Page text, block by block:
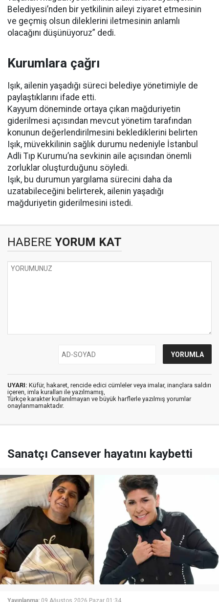
Belediyesi’nden bir yetkilinin aileyi ziyaret etmesinin
ve geçmiş olsun dileklerini iletmesinin anlamlı
olacağını düşünüyoruz” dedi.
Kurumlara çağrı
Işık, ailenin yaşadığı süreci belediye yönetimiyle de
paylaştıklarını ifade etti.
Kayyum döneminde ortaya çıkan mağduriyetin
giderilmesi açısından mevcut yönetim tarafından
konunun değerlendirilmesini beklediklerini belirten
Işık, müvekkilinin sağlık durumu nedeniyle İstanbul
Adli Tıp Kurumu’na sevkinin aile açısından önemli
zorluklar oluşturduğunu söyledi.
Işık, bu durumun yargılama sürecini daha da
uzatabileceğini belirterek, ailenin yaşadığı
mağduriyetin giderilmesini istedi.
HABERE YORUM KAT
UYARI: Küfür, hakaret, rencide edici cümleler veya imalar, inançlara saldırı
içeren, imla kuralları ile yazılmamış,
Türkçe karakter kullanılmayan ve büyük harflerle yazılmış yorumlar
onaylanmamaktadır.
Sanatçı Cansever hayatını kaybetti
Yayınlanma: 09 Ağustos 2026 Pazar 01:34